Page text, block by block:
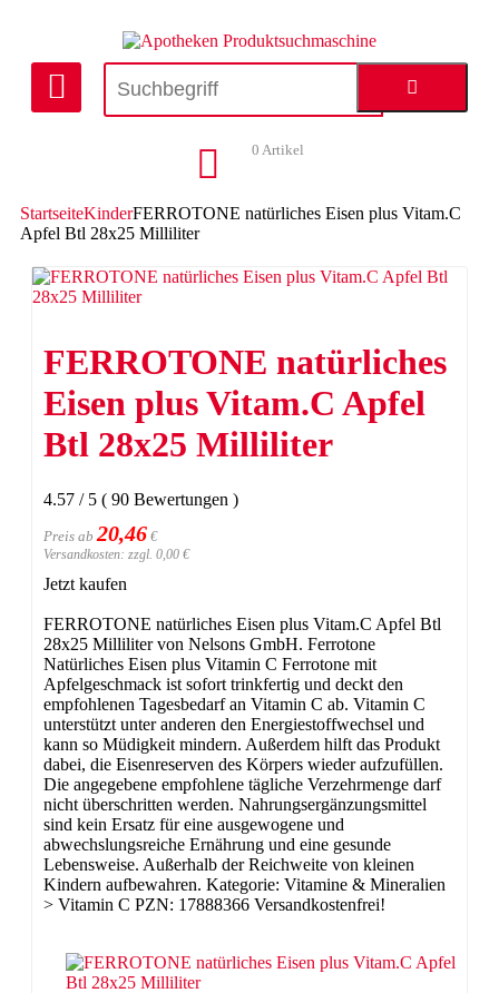
0 Artikel
StartseiteKinderFERROTONE natürliches Eisen plus Vitam.C
Apfel Btl 28x25 Milliliter
FERROTONE natürliches
Eisen plus Vitam.C Apfel
Btl 28x25 Milliliter
4.57 / 5 ( 90 Bewertungen )
Preis ab 20,46 €
Versandkosten: zzgl. 0,00 €
Jetzt kaufen
FERROTONE natürliches Eisen plus Vitam.C Apfel Btl
28x25 Milliliter von Nelsons GmbH. Ferrotone
Natürliches Eisen plus Vitamin C Ferrotone mit
Apfelgeschmack ist sofort trinkfertig und deckt den
empfohlenen Tagesbedarf an Vitamin C ab. Vitamin C
unterstützt unter anderen den Energiestoffwechsel und
kann so Müdigkeit mindern. Außerdem hilft das Produkt
dabei, die Eisenreserven des Körpers wieder aufzufüllen.
Die angegebene empfohlene tägliche Verzehrmenge darf
nicht überschritten werden. Nahrungsergänzungsmittel
sind kein Ersatz für eine ausgewogene und
abwechslungsreiche Ernährung und eine gesunde
Lebensweise. Außerhalb der Reichweite von kleinen
Kindern aufbewahren. Kategorie: Vitamine & Mineralien
> Vitamin C PZN: 17888366 Versandkostenfrei!